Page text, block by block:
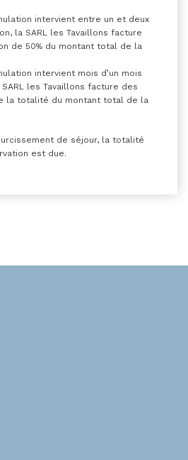
intervient entre un et deux
la SARL les Tavaillons facture
de 50% du montant total de la
intervient mois d’un mois
les Tavaillons facture des
la totalité du montant total de la
de séjour, la totalité
est due.